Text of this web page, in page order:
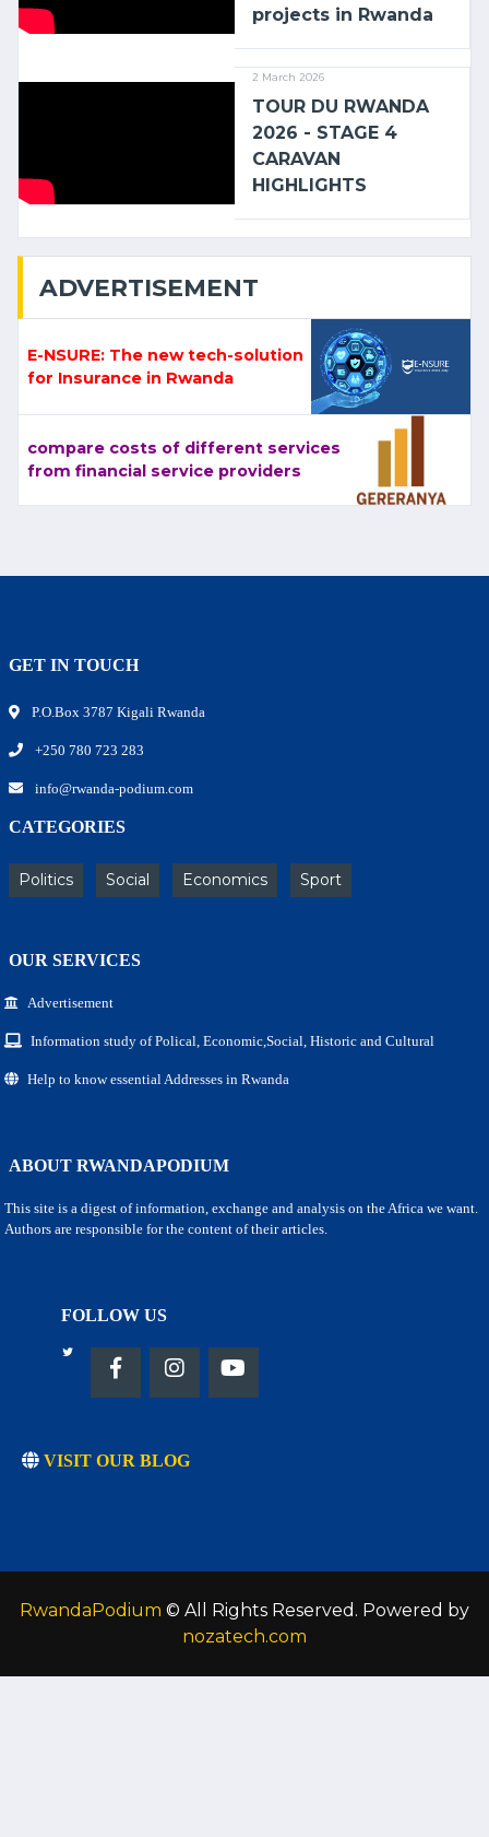
projects in Rwanda
2 March 2026
TOUR DU RWANDA
2026 - STAGE 4
CARAVAN
HIGHLIGHTS
ADVERTISEMENT
E-NSURE: The new tech-solution
for Insurance in Rwanda
compare costs of different services
from financial service providers
GET IN TOUCH
P.O.Box 3787 Kigali Rwanda
+250 780 723 283
info@rwanda-podium.com
CATEGORIES
Politics Social Economics Sport
OUR SERVICES
Advertisement
Information study of Polical, Economic,Social, Historic and Cultural
Help to know essential Addresses in Rwanda
ABOUT RWANDAPODIUM
This site is a digest of information, exchange and analysis on the Africa we want.
Authors are responsible for the content of their articles.
FOLLOW US
VISIT OUR BLOG
RwandaPodium © All Rights Reserved. Powered by
nozatech.com